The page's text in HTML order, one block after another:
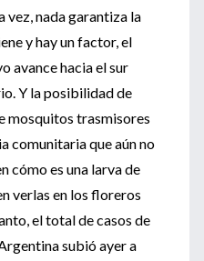
vez, nada garantiza la
y hay un factor, el
avance hacia el sur
Y la posibilidad de
mosquitos trasmisores
comunitaria que aún no
cómo es una larva de
verlas en los floreros
el total de casos de
subió ayer a